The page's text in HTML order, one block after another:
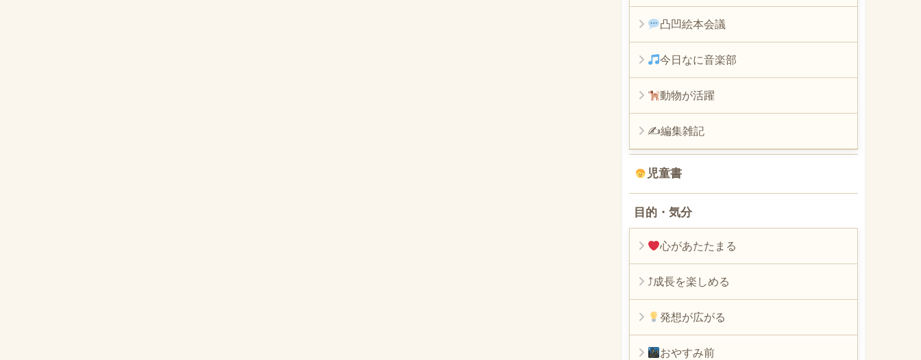
凸凹絵本会議
今日なに音楽部
動物が活躍
✍編集雑記
児童書
目的・気分
心があたたまる
⤴︎成長を楽しめる
発想が広がる
おやすみ前